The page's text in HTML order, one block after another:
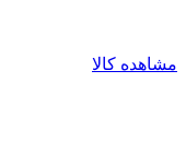
مشاهده کالا